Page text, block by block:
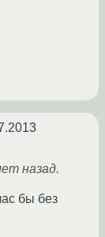
назад.
бы без